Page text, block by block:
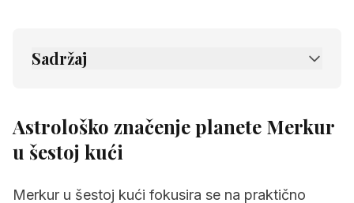
Sadržaj
2. Povezane stranice
Astrološko značenje planete Merkur
u šestoj kući
Merkur u šestoj kući fokusira se na praktično